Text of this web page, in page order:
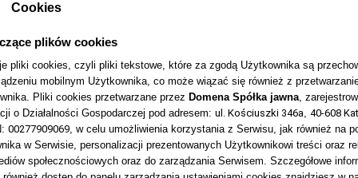
Cookies
plików cookies
pliki cookies, czyli pliki tekstowe, które za zgodą Użytkownika są
mobilnym Użytkownika, co może wiązać się również z
Pliki cookies przetwarzane przez Domena Spółka jawna,
o Działalności Gospodarczej pod adresem: ul. Kościuszki 346a, 40-608
00277909069, w celu umożliwienia korzystania z Serwisu, jak również na
w Serwisie, personalizacji prezentowanych Użytkownikowi treści oraz
społecznościowych oraz do zarządzania Serwisem. Szczegółowe